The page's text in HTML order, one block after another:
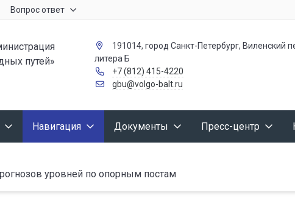
Вопрос ответ
путей»
191014, город Санкт-Петербург, Виленский
литера Б
+7 (812) 415-4220
gbu@volgo-balt.ru
Навигация Документы Пресс-центр
уровней по опорным постам